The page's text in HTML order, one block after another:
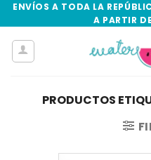
Skip
to
content
ENVÍOS A TODA LA
A PARTIR
PRODUCTOS